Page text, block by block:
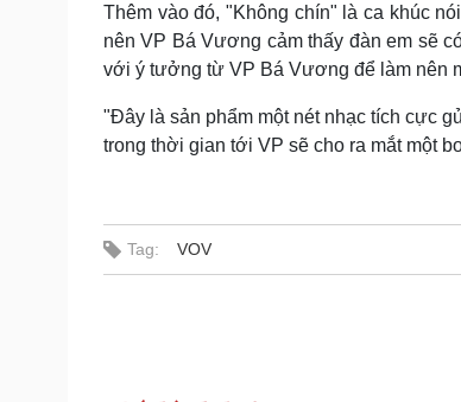
Thêm vào đó, "Không chín" là ca khúc
nên VP Bá Vương cảm thấy đàn em sẽ
với ý tưởng từ VP Bá Vương để làm nên
"Đây là sản phẩm một nét nhạc tích cực
trong thời gian tới VP sẽ cho ra mắt một
Tag: VOV